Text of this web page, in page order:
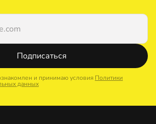
Подписаться
и принимаю условия Политики
данных